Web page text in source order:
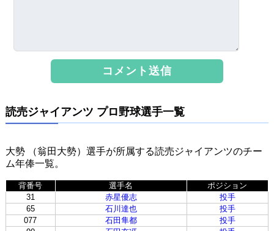
読売ジャイアンツ プロ野球選手一覧
大勢 （翁田大勢）選手が所属する読売ジャイアンツのチー
ム年俸一覧。
背番号 選手名
ポジション
31
赤星優志
投手
65
石川達也
投手
077
石田隼都
投手